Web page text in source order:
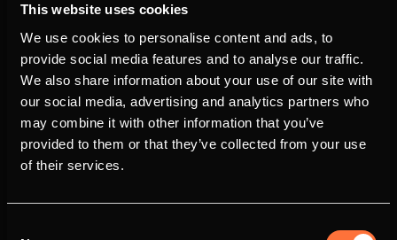
This website uses cookies
We use cookies to personalise content and ads, to
provide social media features and to analyse our traffic.
We also share information about your use of our site with
our social media, advertising and analytics partners who
may combine it with other information that you’ve
provided to them or that they’ve collected from your use
of their services.
Überarbeitung der vServer
Verwaltung
29.10.2017 - 16:00 Uhr
Michael Eisele
5989
Ausblick auf das überarbeitete vServer
Webinterface Unsere Kunden, welche bei uns
vServer Webinterface sieht etwas chaotisch aus.